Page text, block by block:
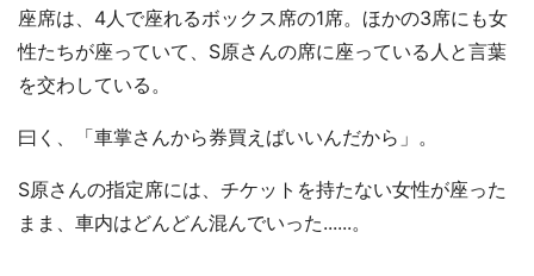
座席は、4人で座れるボックス席の1席。ほかの3席にも女
性たちが座っていて、S原さんの席に座っている人と言葉
を交わしている。
曰く、「車掌さんから券買えばいいんだから」。
S原さんの指定席には、チケットを持たない女性が座った
まま、車内はどんどん混んでいった......。